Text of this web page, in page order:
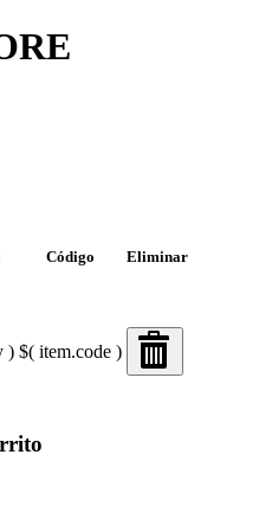
Código Eliminar
) $( item.code )